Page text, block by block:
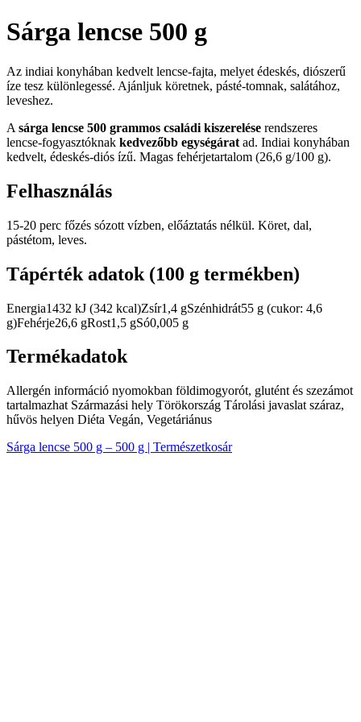
Sárga lencse 500 g
Az indiai konyhában kedvelt lencse-fajta, melyet édeskés, diószerű
íze tesz különlegessé. Ajánljuk köretnek, pásté-tomnak, salátához,
leveshez.
A sárga lencse 500 grammos családi kiszerelése rendszeres
lencse-fogyasztóknak kedvezőbb egységárat ad. Indiai konyhában
kedvelt, édeskés-diós ízű. Magas fehérjetartalom (26,6 g/100 g).
Felhasználás
15-20 perc főzés sózott vízben, előáztatás nélkül. Köret, dal,
pástétom, leves.
Tápérték adatok (100 g termékben)
Energia1432 kJ (342 kcal)Zsír1,4 gSzénhidrát55 g (cukor: 4,6
g)Fehérje26,6 gRost1,5 gSó0,005 g
Termékadatok
Allergén információ nyomokban földimogyorót, glutént és szezámot
tartalmazhat Származási hely Törökország Tárolási javaslat száraz,
hűvös helyen Diéta Vegán, Vegetáriánus
Sárga lencse 500 g – 500 g | Természetkosár